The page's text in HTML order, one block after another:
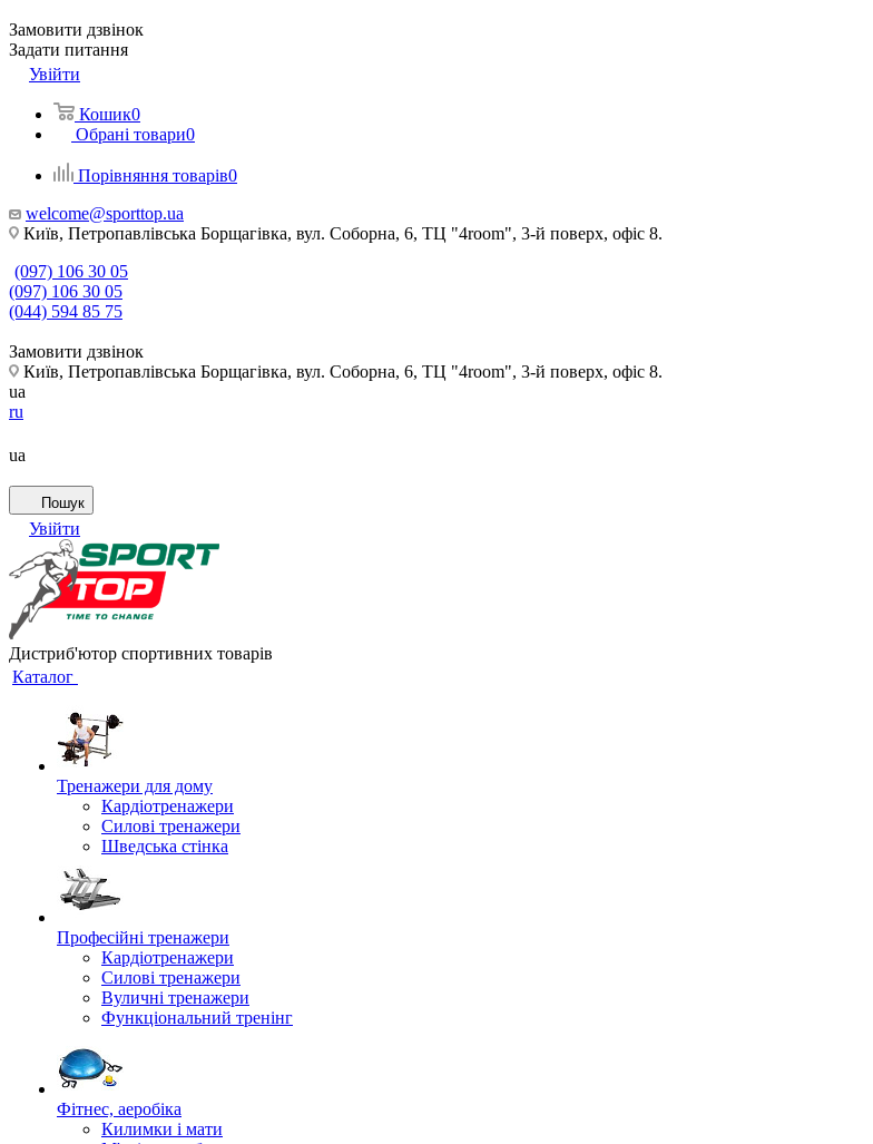
Замовити дзвінок
Задати питання
Увійти
Кошик0
Обрані товари0
Порівняння товарів0
welcome@sporttop.ua
Київ, Петропавлівська Борщагівка, вул. Соборна, 6, ТЦ "4room", 3-й поверх, офіс 8.
(097) 106 30 05
(097) 106 30 05
(044) 594 85 75
Замовити дзвінок
Київ, Петропавлівська Борщагівка, вул. Соборна, 6, ТЦ "4room", 3-й поверх, офіс 8.
ua
ru
ua
Пошук
Увійти
Дистриб'ютор спортивних товарів
Каталог
Тренажери для дому
Кардіотренажери
Силові тренажери
Шведська стінка
Професійні тренажери
Кардіотренажери
Силові тренажери
Вуличні тренажери
Функціональний тренінг
Фітнес, аеробіка
Килимки і мати